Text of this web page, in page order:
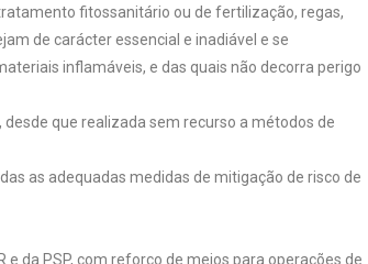
fitossanitário ou de fertilização, regas,
de carácter essencial e inadiável e se
inflamáveis, e das quais não decorra perigo
que realizada sem recurso a métodos de
as adequadas medidas de mitigação de risco de
da PSP, com reforço de meios para operações de